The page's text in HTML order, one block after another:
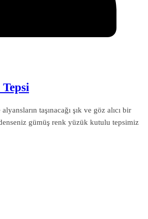
taşınacağı şık ve göz alıcı bir
gümüş renk yüzük kutulu tepsimiz